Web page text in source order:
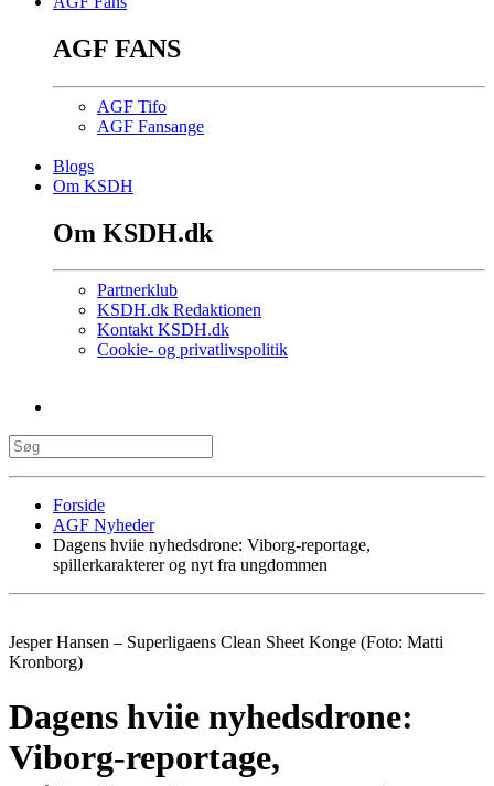
AGF FANS
AGF Tifo
AGF Fansange
Blogs
Om KSDH
Om KSDH.dk
Partnerklub
KSDH.dk Redaktionen
Kontakt KSDH.dk
Cookie- og privatlivspolitik
Forside
AGF Nyheder
Dagens hviie nyhedsdrone: Viborg-reportage,
spillerkarakterer og nyt fra ungdommen
Jesper Hansen – Superligaens Clean Sheet Konge (Foto: Matti
Kronborg)
Dagens hviie nyhedsdrone:
Viborg-reportage,